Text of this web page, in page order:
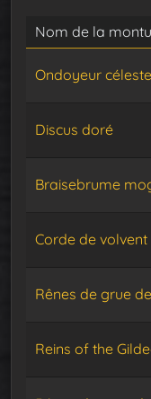
Nom de la
Ondoyeur céleste
Discus doré
Braisebrume
Corde de
Rênes de grue
Reins of the